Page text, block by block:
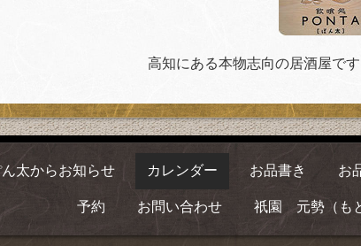
高知にある本物志向の居酒屋で
太からお知らせ カレンダー お品書き お
予約 お問い合わせ 祇園 元勢（も